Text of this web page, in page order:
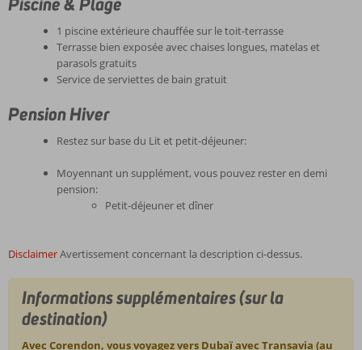
1 piscine extérieure chauffée sur le toit-terrasse
Terrasse bien exposée avec chaises longues, matelas et
parasols gratuits
Service de serviettes de bain gratuit
Pension Hiver
Restez sur base du Lit et petit-déjeuner:
Moyennant un supplément, vous pouvez rester en demi
pension:
Petit-déjeuner et dîner
DisclaimerAvertissement concernant la description ci-dessus.
Informations supplémentaires (sur la
destination)
Avec Corendon, vous voyagez vers Dubaï avec Transavia (au